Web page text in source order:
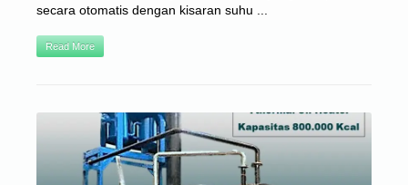
secara otomatis dengan kisaran suhu ...
Read More